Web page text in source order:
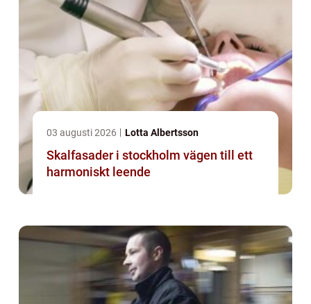
03 augusti 2026 Lotta Albertsson
Skalfasader i stockholm vägen till ett
harmoniskt leende